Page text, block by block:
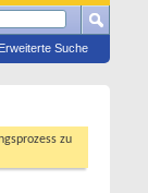
Erweiterte Suche
zu